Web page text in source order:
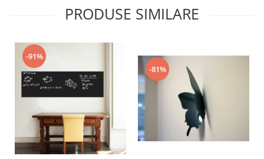
PRODUSE SIMILARE
-91%
-81%